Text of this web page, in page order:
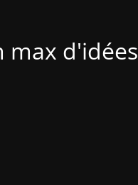
max d'idées